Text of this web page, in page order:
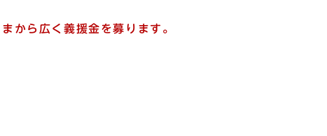
から広く義援金を募ります。